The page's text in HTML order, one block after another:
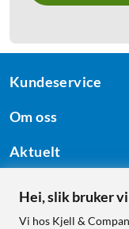
Kundeservice
Om oss
Aktuelt
Følg oss
Hei, slik bruker
Vi hos Kjell &